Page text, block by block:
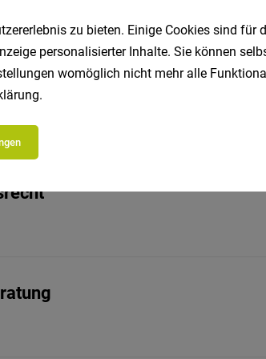
Ähnliche Jobs
d)
zu bieten. Einige Cookies sind für
personalisierter Inhalte. Sie können
womöglich nicht mehr alle
.